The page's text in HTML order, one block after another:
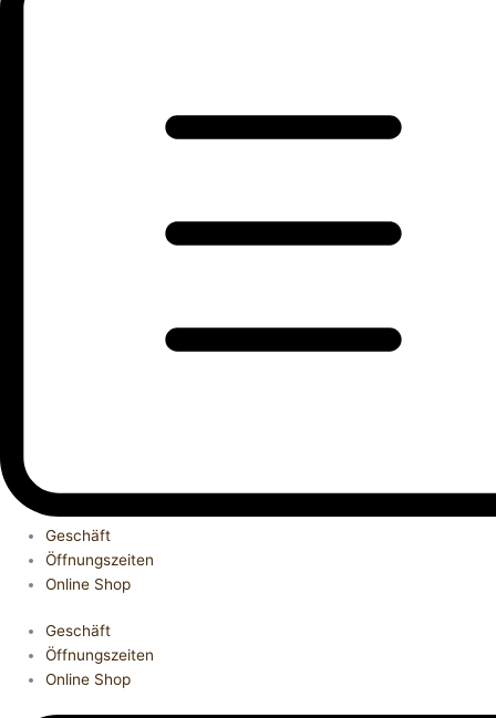
Geschäft
Öffnungszeiten
Online Shop
Geschäft
Öffnungszeiten
Online Shop